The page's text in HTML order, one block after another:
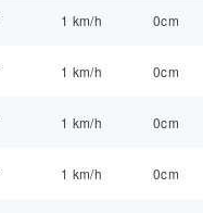
1 km/h 0cm
1 km/h 0cm
1 km/h 0cm
1 km/h 0cm